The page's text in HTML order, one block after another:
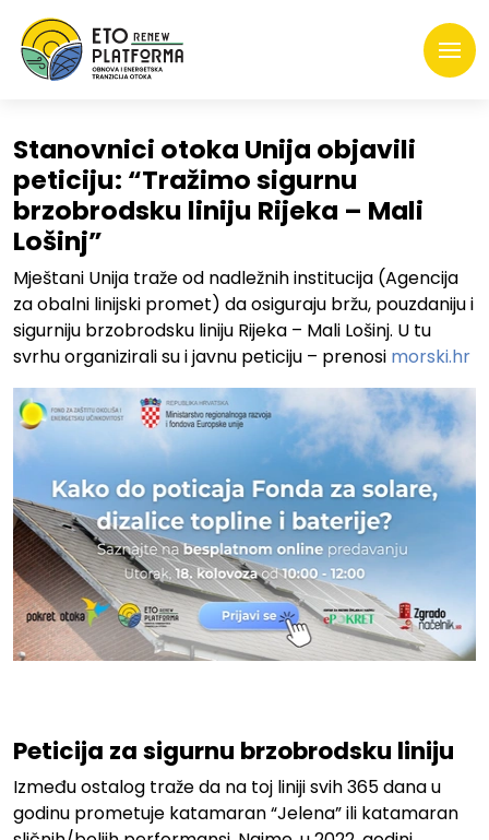
Stanovnici otoka Unija objavili
peticiju: “Tražimo sigurnu
brzobrodsku liniju Rijeka – Mali
Lošinj”
Mještani Unija traže od nadležnih institucija (Agencija
za obalni linijski promet) da osiguraju bržu, pouzdaniju i
sigurniju brzobrodsku liniju Rijeka – Mali Lošinj. U tu
svrhu organizirali su i javnu peticiju – prenosi morski.hr
Peticija za sigurnu brzobrodsku liniju
Između ostalog traže da na toj liniji svih 365 dana u
godinu prometuje katamaran “Jelena” ili katamaran